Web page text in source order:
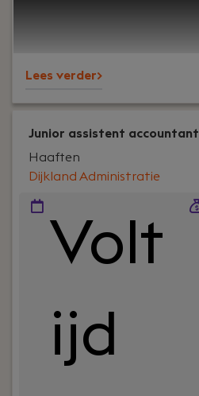
Lees verder>
Junior assistent accountant
Dijkland Administratie
Haaften
Volt
ijd